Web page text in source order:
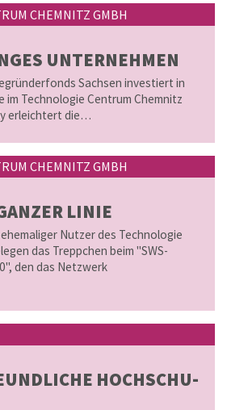
CHEMNITZ GMBH
UN­TER­NEH­MEN
Sachsen investiert in
im Technologie Centrum Chemnitz
erleichtert die…
CHEMNITZ GMBH
LINIE
Nutzer des Technologie
das Treppchen beim "SWS-
den das Netzwerk
HOCH­SCHU­